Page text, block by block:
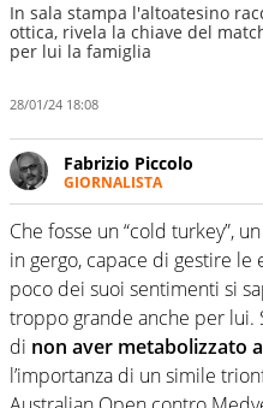
In sala stampa l'altoatesino
ottica, rivela la chiave del
per lui la famiglia
28/01/24 18:08
Fabrizio Piccolo
GIORNALISTA
Nella sua carriera ha
sportive e collaborato
competenza,
prevalentemente di
Che fosse un “cold turkey”,
in gergo, capace di gestire
poco dei suoi sentimenti si
troppo grande anche per lui.
di non aver metabolizzato
l’importanza di un simile